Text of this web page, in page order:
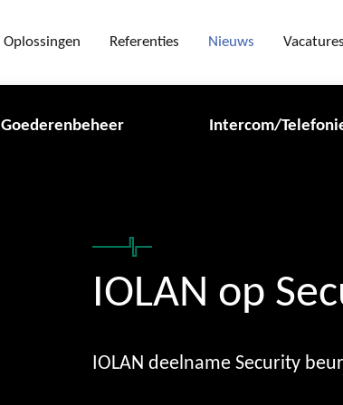
Oplossingen Referenties Nieuws Vacatures
Goederenbeheer Intercom/
IOLAN op
IOLAN deelname Security